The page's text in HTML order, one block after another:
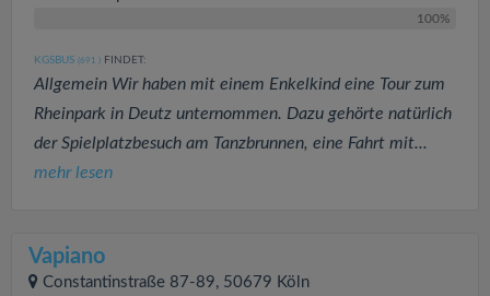
100%
KGSBUS (691 ) FINDET:
Allgemein Wir haben mit einem Enkelkind eine Tour zum
Rheinpark in Deutz unternommen. Dazu gehörte natürlich
der Spielplatzbesuch am Tanzbrunnen, eine Fahrt mit...
mehr lesen
Vapiano
Constantinstraße 87-89, 50679 Köln